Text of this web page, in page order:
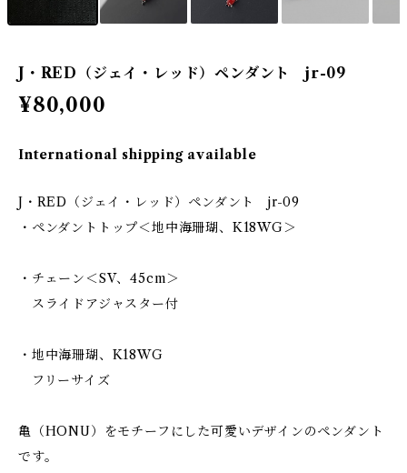
J・RED（ジェイ・レッド）ペンダント jr-09
¥80,000
International shipping available
J・RED（ジェイ・レッド）ペンダント jr-09
・ペンダントトップ＜地中海珊瑚、K18WG＞
・チェーン＜SV、45cm＞
スライドアジャスター付
・地中海珊瑚、K18WG
フリーサイズ
亀（HONU）をモチーフにした可愛いデザインのペンダント
です。